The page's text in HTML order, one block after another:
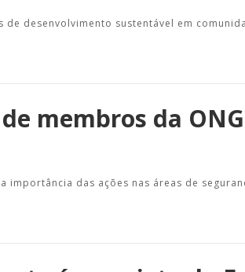
desenvolvimento sustentável em
membros da
importância das ações nas áreas de